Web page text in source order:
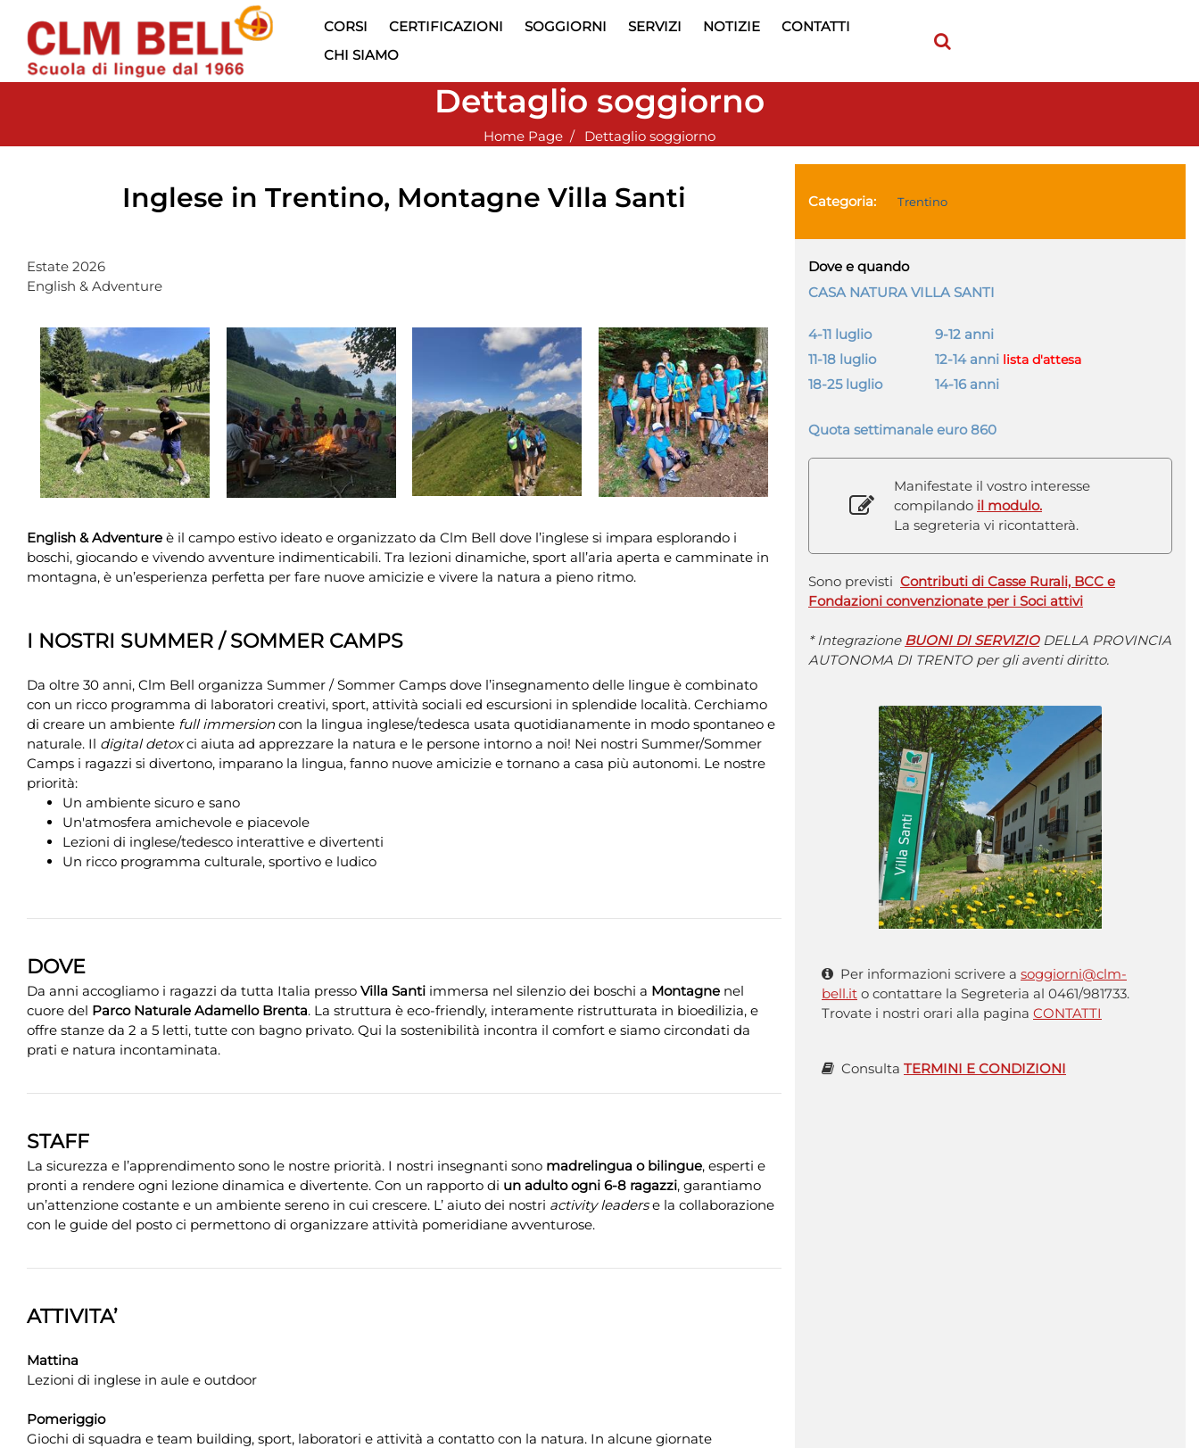
CORSI CERTIFICAZIONI SOGGIORNI SERVIZI NOTIZIE
CONTATTI
CHI SIAMO
Dettaglio soggiorno
Home Page Dettaglio soggiorno
Inglese in Trentino, Montagne Villa Santi Categoria: Trentino
Estate 2026
English & Adventure
English & Adventure è il campo estivo ideato e organizzato da Clm Bell dove l’inglese si impara esplorando i
boschi, giocando e vivendo avventure indimenticabili. Tra lezioni dinamiche, sport all’aria aperta e camminate in
montagna, è un’esperienza perfetta per fare nuove amicizie e vivere la natura a pieno ritmo.
I NOSTRI SUMMER / SOMMER CAMPS
Da oltre 30 anni, Clm Bell organizza Summer / Sommer Camps dove l’insegnamento delle lingue è combinato
con un ricco programma di laboratori creativi, sport, attività sociali ed escursioni in splendide località. Cerchiamo
di creare un ambiente full immersion con la lingua inglese/tedesca usata quotidianamente in modo spontaneo e
naturale. Il digital detoxci aiuta ad apprezzare la natura e le persone intorno a noi! Nei nostri Summer/Sommer
Camps i ragazzi si divertono, imparano la lingua, fanno nuove amicizie e tornano a casa più autonomi. Le nostre
priorità:
Un ambiente sicuro e sano
Un'atmosfera amichevole e piacevole
Lezioni di inglese/tedesco interattive e divertenti
Un ricco programma culturale, sportivo e ludico
DOVE
Da anni accogliamo i ragazzi da tutta Italia presso Villa Santi immersa nel silenzio dei boschi a Montagne nel
cuore del Parco Naturale Adamello Brenta. La struttura è eco-friendly, interamente ristrutturata in bioedilizia, e
offre stanze da 2 a 5 letti, tutte con bagno privato. Qui la sostenibilità incontra il comfort e siamo circondati da
prati e natura incontaminata.
STAFF
La sicurezza e l’apprendimento sono le nostre priorità. I nostri insegnanti sono madrelingua o bilingue, esperti e
pronti a rendere ogni lezione dinamica e divertente. Con un rapporto di un adulto ogni 6-8 ragazzi, garantiamo
un’attenzione costante e un ambiente sereno in cui crescere. L’ aiuto dei nostri activity leaderse la collaborazione
con le guide del posto ci permettono di organizzare attività pomeridiane avventurose.
ATTIVITA’
Mattina
Lezioni di inglese in aule e outdoor
Pomeriggio
Giochi di squadra e team building, sport, laboratori e attività a contatto con la natura. In alcune giornate
Dove e quando
CASA NATURA VILLA SANTI
4-11 luglio
9-12 anni
11-18 luglio
12-14 anni lista d'attesa
18-25 luglio 14-16 anni
Quota settimanale euro 860
Manifestate il vostro interesse
compilando il modulo.
La segreteria vi ricontatterà.
Sono previsti Contributi di Casse Rurali, BCC e
Fondazioni convenzionate per i Soci attivi
* Integrazione BUONI DI SERVIZIODELLA PROVINCIA
AUTONOMA DI TRENTO per gli aventi diritto.
Per informazioni scrivere a soggiorni@clm-
bell.it o contattare la Segreteria al 0461/981733.
Trovate i nostri orari alla pagina CONTATTI
Consulta TERMINI E CONDIZIONI